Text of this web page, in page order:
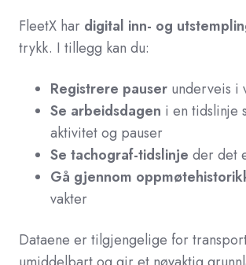
FleetX har digital inn- og
trykk. I tillegg kan du:
Registrere pauser underveis i
Se arbeidsdagen i en tidslinje
aktivitet og pauser
Se tachograf-tidslinje der det
Gå gjennom
vakter
Dataene er tilgjengelige for